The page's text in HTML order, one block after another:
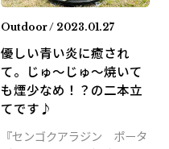
Outdoor / 2023.01.27
優しい青い炎に癒され
て。じゅ〜じゅ〜焼いて
も煙少なめ！？の二本立
てです♪
『センゴクアラジン ポータ